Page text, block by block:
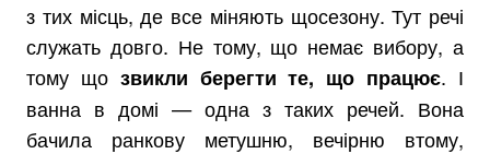
з тих місць, де все міняють щосезону. Тут речі
служать довго. Не тому, що немає вибору, а
тому що звикли берегти те, що працює. І
ванна в домі — одна з таких речей. Вона
бачила ранкову метушню, вечірню втому,